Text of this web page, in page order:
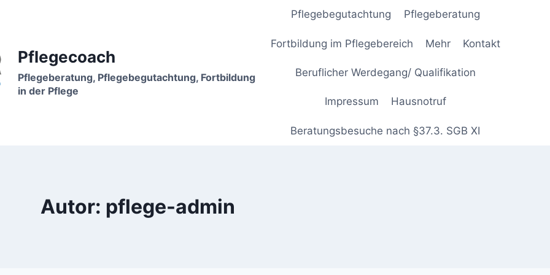
Pflegecoach
Pflegeberatung, Pflegebegutachtung, Fortbildung
in der Pflege
Pflegebegutachtung Pflegeberatung
Fortbildung im Pflegebereich Mehr Kontakt
Beruflicher Werdegang/ Qualifikation
Impressum Hausnotruf
Beratungsbesuche nach §37.3. SGB XI
Autor: pflege-admin